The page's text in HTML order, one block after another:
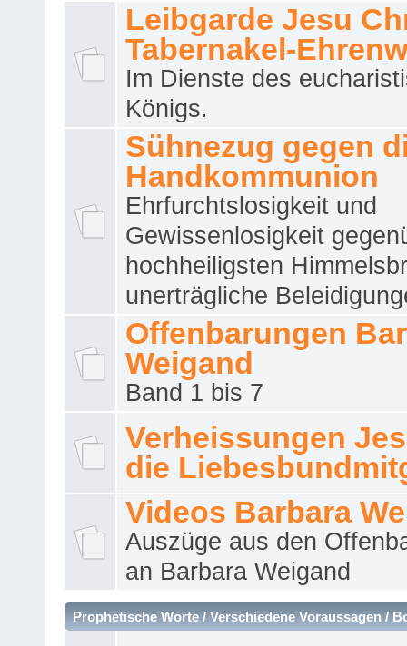
Leibgarde Jesu
Tabernakel-
Im Dienste des
Königs.
Sühnezug gegen
Handkommunion
Ehrfurchtslosigkeit und
Gewissenlosigkeit
hochheiligsten
unerträgliche
Offenbarungen
Weigand
Band 1 bis 7
Verheissungen
die
Videos Barbara
Auszüge aus den
an Barbara Weigand
Prophetische Worte / Verschiedene Voraussagen /